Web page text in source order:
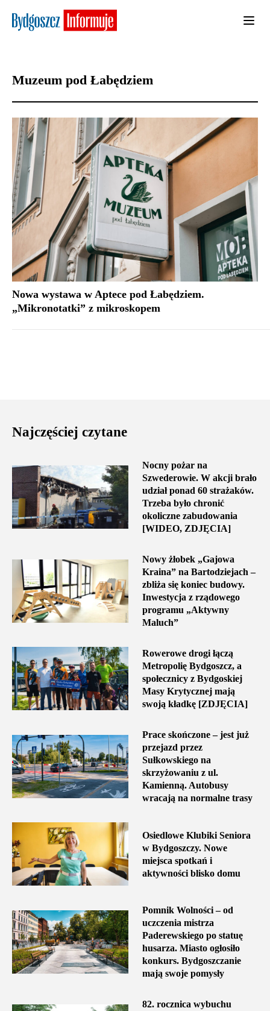
Muzeum pod Łabędziem
Nowa wystawa w Aptece pod Łabędziem.
„Mikronotatki” z mikroskopem
Najczęściej czytane
Nocny pożar na
Szwederowie. W akcji brało
udział ponad 60 strażaków.
Trzeba było chronić
okoliczne zabudowania
[WIDEO, ZDJĘCIA]
Nowy żłobek „Gajowa
Kraina” na Bartodziejach –
zbliża się koniec budowy.
Inwestycja z rządowego
programu „Aktywny
Maluch”
Rowerowe drogi łączą
Metropolię Bydgoszcz, a
społecznicy z Bydgoskiej
Masy Krytycznej mają
swoją kładkę [ZDJĘCIA]
Prace skończone – jest już
przejazd przez
Sułkowskiego na
skrzyżowaniu z ul.
Kamienną. Autobusy
wracają na normalne trasy
Osiedlowe Klubiki Seniora
w Bydgoszczy. Nowe
miejsca spotkań i
aktywności blisko domu
Pomnik Wolności – od
uczczenia mistrza
Paderewskiego po statuę
husarza. Miasto ogłosiło
konkurs. Bydgoszczanie
mają swoje pomysły
82. rocznica wybuchu